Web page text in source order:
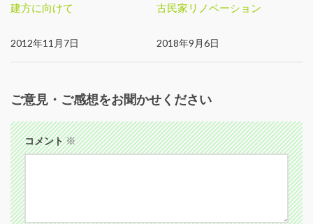
建方に向けて
2012年11月7日
古民家リノベーション
2018年9月6日
ご意見・ご感想をお聞かせください
コメント※